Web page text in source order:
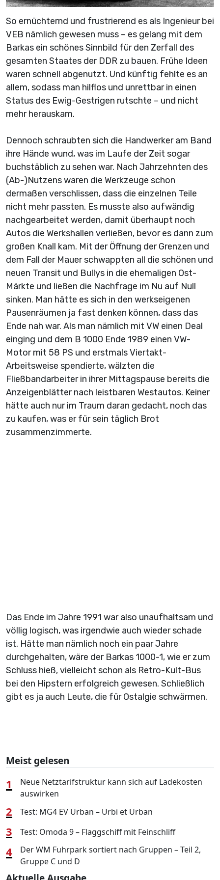
So ernüchternd und frustrierend es als Ingenieur bei
VEB nämlich gewesen muss – es gelang mit dem
Barkas ein schönes Sinnbild für den Zerfall des
gesamten Staates der DDR zu bauen. Frühe Ideen
waren schnell abgenutzt. Und künftig fehlte es an
allem, sodass man hilflos und unrettbar in einen
Status des Ewig-Gestrigen rutschte – und nicht
mehr herauskam.
Dennoch schraubten sich die Handwerker am Band
ihre Hände wund, was im Laufe der Zeit sogar
buchstäblich zu sehen war. Nach Jahrzehnten des
(Ab-)Nutzens waren die Werkzeuge schon
dermaßen verschlissen, dass die einzelnen Teile
nicht mehr passten. Es musste also aufwändig
nachgearbeitet werden, damit überhaupt noch
Autos die Werkshallen verließen, bevor es dann zum
großen Knall kam. Mit der Öffnung der Grenzen und
dem Fall der Mauer schwappten all die schönen und
neuen Transit und Bullys in die ehemaligen Ost-
Märkte und ließen die Nachfrage im Nu auf Null
sinken. Man hätte es sich in den werkseigenen
Pausenräumen ja fast denken können, dass das
Ende nah war. Als man nämlich mit VW einen Deal
einging und dem B 1000 Ende 1989 einen VW-
Motor mit 58 PS und erstmals Viertakt-
Arbeitsweise spendierte, wälzten die
Fließbandarbeiter in ihrer Mittagspause bereits die
Anzeigenblätter nach leistbaren Westautos. Keiner
hätte auch nur im Traum daran gedacht, noch das
zu kaufen, was er für sein täglich Brot
zusammenzimmerte.
Das Ende im Jahre 1991 war also unaufhaltsam und
völlig logisch, was irgendwie auch wieder schade
ist. Hätte man nämlich noch ein paar Jahre
durchgehalten, wäre der Barkas 1000-1, wie er zum
Schluss hieß, vielleicht schon als Retro-Kult-Bus
bei den Hipstern erfolgreich gewesen. Schließlich
gibt es ja auch Leute, die für Ostalgie schwärmen.
Meist gelesen
1
Neue Netztarifstruktur kann sich auf Ladekosten
auswirken
2 Test: MG4 EV Urban – Urbi et Urban
3 Test: Omoda 9 – Flaggschiff mit Feinschliff
4
Der WM Fuhrpark sortiert nach Gruppen – Teil 2,
Gruppe C und D